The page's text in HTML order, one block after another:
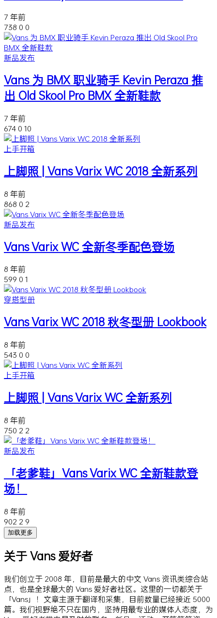
7 年前
738 0 0
新品发布
Vans 为 BMX 职业骑手 Kevin Peraza 推
出 Old Skool Pro BMX 全新鞋款
7 年前
674 0 10
上手开箱
上脚照 | Vans Varix WC 2018 全新系列
8 年前
868 0 2
新品发布
Vans Varix WC 全新冬季配色登场
8 年前
599 0 1
穿搭型册
Vans Varix WC 2018 秋冬型册 Lookbook
8 年前
543 0 0
上手开箱
上脚照 | Vans Varix WC 全新系列
8 年前
750 2 2
新品发布
「老爹鞋」Vans Varix WC 全新鞋款登
场！
8 年前
902 2 9
加载更多
关于 Vans 爱好者
我们创立于 2008 年，目前是最大的中文 Vans 资讯类综合站
点，也是全球最大的 Vans 爱好者社区。这里的一切都关于
「Vans」！文章主源于翻译和采集，目前数量已经接近 5000
篇。我们视野绝不只在国内，坚持用最专业的媒体人态度，为